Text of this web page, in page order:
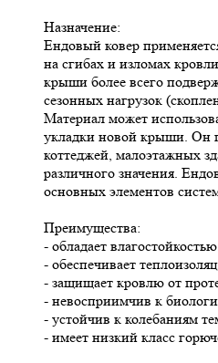
Назначение:
Ендовый ковер
на сгибах и изломах
крыши более всего
сезонных нагрузок
Материал может
укладки новой крыши. Он
коттеджей, малоэтажных
различного значения.
основных элементов
Преимущества:
- обладает
- обеспечивает
- защищает кровлю от
- невосприимчив к
- устойчив к колебаниям
- имеет низкий класс